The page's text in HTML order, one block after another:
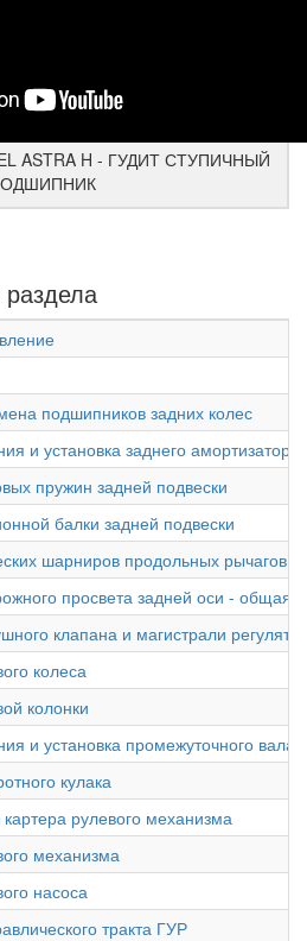
ASTRA H - ГУДИТ СТУПИЧНЫЙ
подшипников задних колес
и установка заднего амортизатора
пружин задней подвески
балки задней подвески
шарниров продольных рычагов
просвета задней оси - общая
клапана и магистрали
колеса
колонки
и установка промежуточного вала
кулака
рулевого механизма
механизма
насоса
тракта ГУР